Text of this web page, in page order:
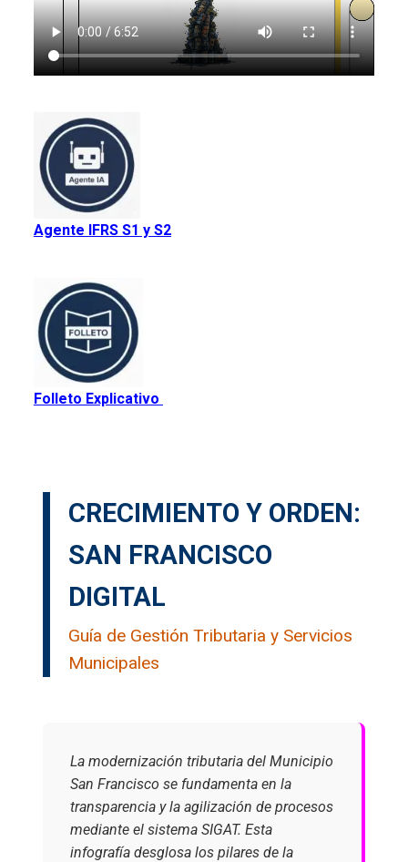
Agente IFRS S1 y S2
Folleto Explicativo
CRECIMIENTO Y ORDEN:
SAN FRANCISCO
DIGITAL
Guía de Gestión Tributaria y Servicios
Municipales
La modernización tributaria del Municipio
San Francisco se fundamenta en la
transparencia y la agilización de procesos
mediante el sistema SIGAT. Esta
infografía desglosa los pilares de la